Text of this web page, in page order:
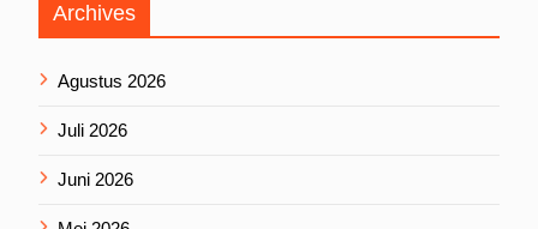
Archives
Agustus 2026
Juli 2026
Juni 2026